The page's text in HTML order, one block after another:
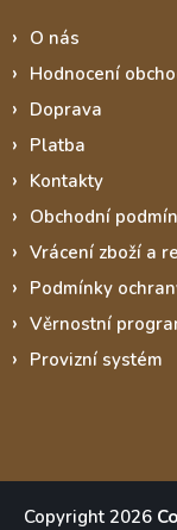
O nás
Hodnocení
Doprava
Platba
Kontakty
Obchodní
Vrácení zboží a
Podmínky
Věrnostní
Provizní systém
Copyright 2026